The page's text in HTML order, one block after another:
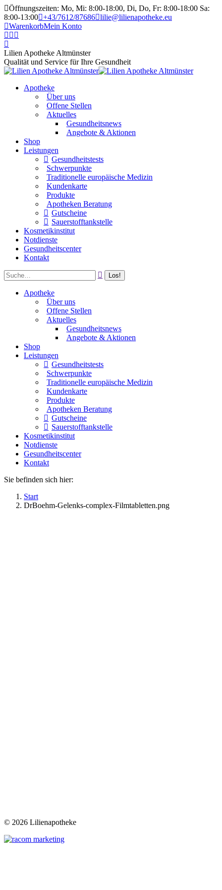
Öffnungszeiten: Mo, Mi: 8:00-18:00, Di, Do, Fr: 8:00-18:00 Sa:
8:00-13:00 +43/7612/87686 lilie@lilienapotheke.eu
WarenkorbMein Konto
Lilien Apotheke Altmünster
Qualität und Service für Ihre Gesundheit
Apotheke
Über uns
Offene Stellen
Aktuelles
Gesundheitsnews
Angebote & Aktionen
Shop
Leistungen
Gesundheitstests
Schwerpunkte
Traditionelle europäische Medizin
Kundenkarte
Produkte
Apotheken Beratung
Gutscheine
Sauerstofftankstelle
Kosmetikinstitut
Notdienste
Gesundheitscenter
Kontakt
Apotheke
Über uns
Offene Stellen
Aktuelles
Gesundheitsnews
Angebote & Aktionen
Shop
Leistungen
Gesundheitstests
Schwerpunkte
Traditionelle europäische Medizin
Kundenkarte
Produkte
Apotheken Beratung
Gutscheine
Sauerstofftankstelle
Kosmetikinstitut
Notdienste
Gesundheitscenter
Kontakt
Sie befinden sich hier:
Start
DrBoehm-Gelenks-complex-Filmtabletten.png
© 2026 Lilienapotheke